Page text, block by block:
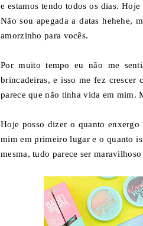
e estamos tendo todos os dias.
Não sou apegada a datas hehehe,
amorzinho para vocês.
Por muito tempo eu não me
brincadeiras, e isso me fez
parece que não tinha vida em mim.
Hoje posso dizer o quanto
mim em primeiro lugar e o quanto
mesma, tudo parece ser